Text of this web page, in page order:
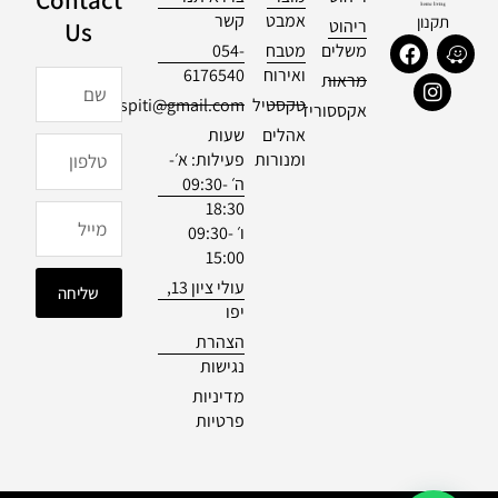
תקנון
W
a
z
e
F
a n
s
t
ריהוט
משלים
מראות
אקססוריז
אמבט
מטבח
ואירוח
טקסטיל
אהלים
ומנורות
קשר
054-
6176540
officialdespiti@gmail.com
שעות
פעילות: א׳-
ה׳ 09:30-
18:30
ו׳ 09:30-
15:00
עולי ציון 13,
יפו
הצהרת
נגישות
מדיניות
פרטיות
Us
שליחה